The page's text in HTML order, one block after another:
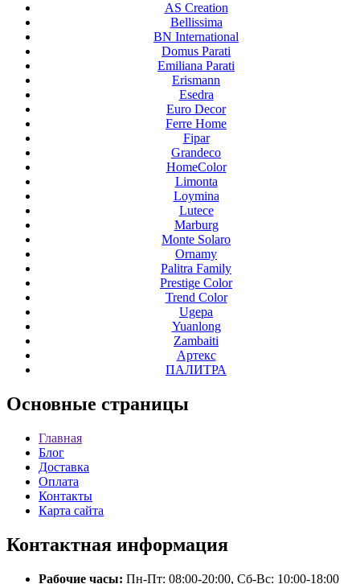
AS Creation
Bellissima
BN International
Domus Parati
Emiliana Parati
Erismann
Esedra
Euro Decor
Ferre Home
Fipar
Grandeco
HomeColor
Limonta
Loymina
Lutece
Marburg
Monte Solaro
Ornamy
Palitra Family
Prestige Color
Trend Color
Ugepa
Yuanlong
Zambaiti
Артекс
ПАЛИТРА
Основные страницы
Главная
Блог
Доставка
Оплата
Контакты
Карта сайта
Контактная информация
Рабочие часы: Пн-Пт: 08:00-20:00, Сб-Вс: 10:00-18:00